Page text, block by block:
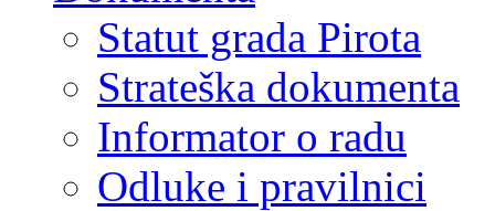
Statut grada Pirota
Strateška dokumenta
Informator o radu
Odluke i pravilnici